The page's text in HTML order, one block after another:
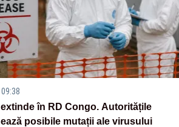
extinde în RD Congo. Autoritățile
posibile mutații ale virusului